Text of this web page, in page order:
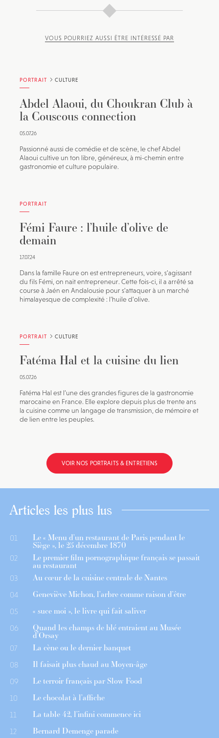
VOUS POURRIEZ AUSSI ÊTRE INTÉRESSÉ PAR
PORTRAIT CULTURE
Abdel Alaoui, du Choukran Club à
la Couscous connection
05.07.26
Passionné aussi de comédie et de scène, le chef Abdel
Alaoui cultive un ton libre, généreux, à mi-chemin entre
gastronomie et culture populaire.
PORTRAIT
Fémi Faure : l’huile d’olive de
demain
17.07.24
Dans la famille Faure on est entrepreneurs, voire, s’agissant
du fils Fémi, on nait entrepreneur. Cette fois-ci, il a arrêté sa
course à Jaén en Andalousie pour s’attaquer à un marché
himalayesque de complexité : l’huile d’olive.
PORTRAIT CULTURE
Fatéma Hal et la cuisine du lien
05.07.26
Fatéma Hal est l’une des grandes figures de la gastronomie
marocaine en France. Elle explore depuis plus de trente ans
la cuisine comme un langage de transmission, de mémoire et
de lien entre les peuples.
VOIR NOS PORTRAITS & ENTRETIENS
Articles les plus lus
01 Le « Menu d’un restaurant de Paris pendant le
Siège », le 25 décembre 1870
02 Le premier film pornographique français se passait
au restaurant
03 Au cœur de la cuisine centrale de Nantes
04 Geneviève Michon, l’arbre comme raison d’être
05 « suce moi », le livre qui fait saliver
06 Quand les champs de blé entraient au Musée
d’Orsay
07 La cène ou le dernier banquet
08 Il faisait plus chaud au Moyen-âge
09 Le terroir français par Slow Food
10 Le chocolat à l’affiche
11 La table 42, l’infini commence ici
12 Bernard Demenge parade